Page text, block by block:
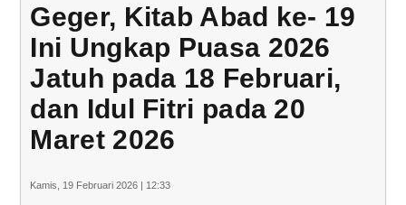
Geger, Kitab Abad ke- 19
Ini Ungkap Puasa 2026
Jatuh pada 18 Februari,
dan Idul Fitri pada 20
Maret 2026
Kamis, 19 Februari 2026 | 12:33